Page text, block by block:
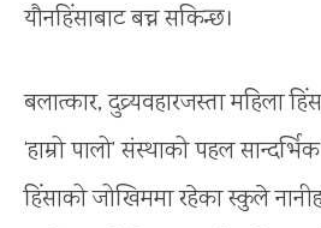
यौनहिंसाबाट बच्न सकिन्छ।
बलात्कार, दुव्र्यवहारजस्ता महिला
‘हाम्रो पालो’ संस्थाको पहल
हिंसाको जोखिममा रहेका स्कुले